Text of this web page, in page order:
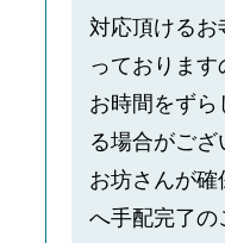
対応頂ける
っております
お時間をず
る場合がござ
お坊さんが
へ手配完了の